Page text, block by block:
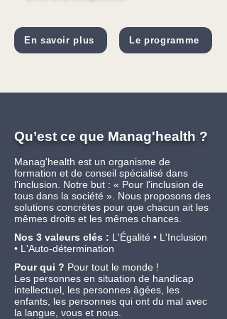
En savoir plus Le programme
Qu’est ce que Manag'health ?
Manag'health est un organisme de
formation et de conseil spécialisé dans
l'inclusion. Notre but : « Pour l'inclusion de
tous dans la société ». Nous proposons des
solutions concrètes pour que chacun ait les
mêmes droits et les mêmes chances.
Nos 3 valeurs clés : L'Égalité • L'Inclusion
• L'Auto-détermination
Pour qui ? Pour tout le monde !
Les personnes en situation de handicap
intellectuel, les personnes âgées, les
enfants, les personnes qui ont du mal avec
la langue, vous et nous.